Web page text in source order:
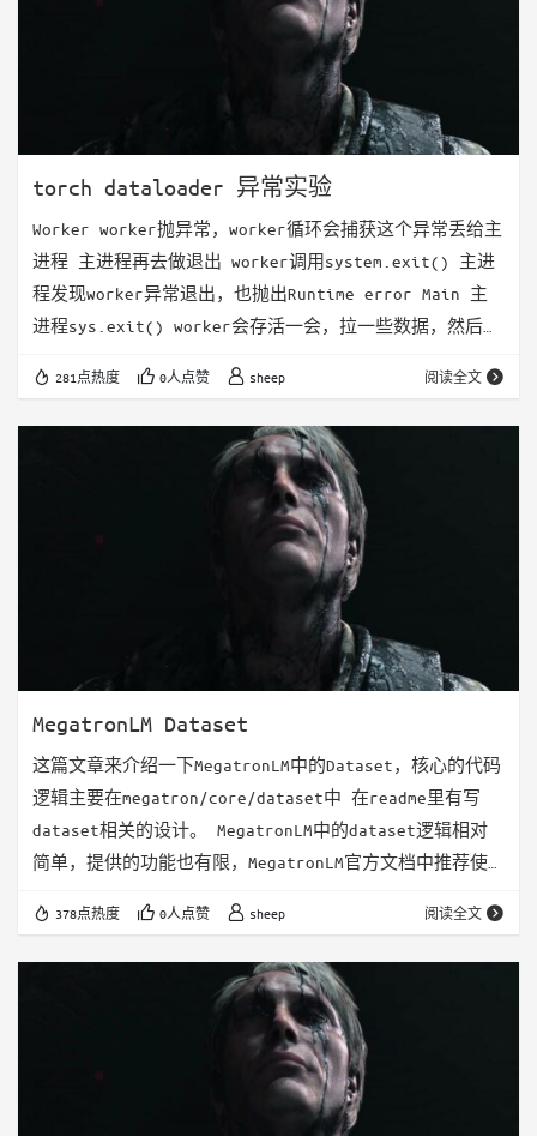
torch dataloader 异常实验
Worker worker抛异常，worker循环会捕获这个异常丢给主
进程 主进程再去做退出 worker调用system.exit() 主进
程发现worker异常退出，也抛出Runtime error Main 主
进程sys.exit() worker会存活一会，拉一些数据，然后发
同样子进程也额外打印了一些数据。也自动退出了 不过这
里在退出的时候resource_tracker打印了有一些leak的资
源。 因为sys.exit()好像是会调用de…
281点热度 0人点赞 sheep 阅读全文
MegatronLM Dataset
这篇文章来介绍一下MegatronLM中的Dataset，核心的代码
逻辑主要在megatron/core/dataset中 在readme里有写
dataset相关的设计。 MegatronLM中的dataset逻辑相对
简单，提供的功能也有限，MegatronLM官方文档中推荐使
Dataset，更加适合作为一个生产级别的
Dataset/Dataloader使用。后面有机会也会出一篇文章介
绍一下。 MegatronLM的datas…
378点热度 0人点赞 sheep 阅读全文